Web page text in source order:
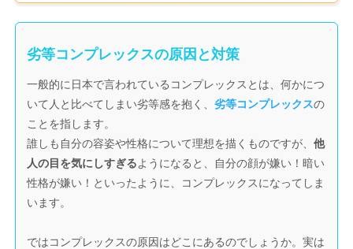
劣等コンプレックスの原因と対策
一般的に日本で言われているコンプレックスとは、何かにつ
いて人と比べてしまい劣等感を抱く、劣等コンプレックスの
ことを指します。
誰しも自分の容姿や性格について理想を描くものですが、他
人の目を気にしすぎるようになると、自分の顔が嫌い！暗い
性格が嫌い！といったように、コンプレックスになってしま
います。
ではコンプレックスの原因はどこにあるのでしょうか。実は